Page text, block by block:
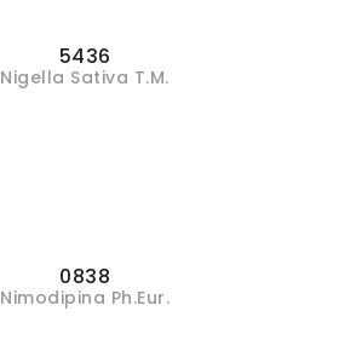
5436
Nigella Sativa T.M.
0838
Nimodipina Ph.Eur.